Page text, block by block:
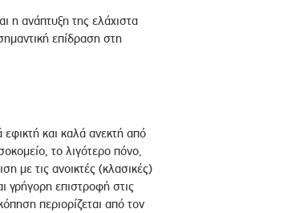
η ανάπτυξη της ελάχιστα
επίδραση στη
και καλά ανεκτή από
το λιγότερο πόνο,
με τις ανοικτές (κλασικές)
γρήγορη επιστροφή στις
περιορίζεται από τον